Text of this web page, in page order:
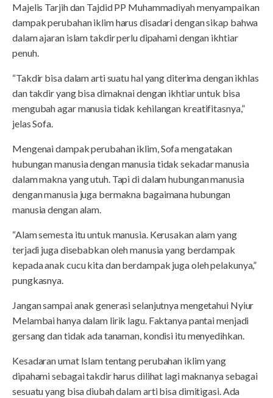
Majelis Tarjih dan Tajdid PP Muhammadiyah menyampaikan
dampak perubahan iklim harus disadari dengan sikap bahwa
dalam ajaran islam takdir perlu dipahami dengan ikhtiar
penuh.
“Takdir bisa dalam arti suatu hal yang diterima dengan ikhlas
dan takdir yang bisa dimaknai dengan ikhtiar untuk bisa
mengubah agar manusia tidak kehilangan kreatifitasnya,”
jelas Sofa.
Mengenai dampak perubahan iklim, Sofa mengatakan
hubungan manusia dengan manusia tidak sekadar manusia
dalam makna yang utuh. Tapi di dalam hubungan manusia
dengan manusia juga bermakna bagaimana hubungan
manusia dengan alam.
“Alam semesta itu untuk manusia. Kerusakan alam yang
terjadi juga disebabkan oleh manusia yang berdampak
kepada anak cucu kita dan berdampak juga oleh pelakunya,”
pungkasnya.
Jangan sampai anak generasi selanjutnya mengetahui Nyiur
Melambai hanya dalam lirik lagu. Faktanya pantai menjadi
gersang dan tidak ada tanaman, kondisi itu menyedihkan.
Kesadaran umat Islam tentang perubahan iklim yang
dipahami sebagai takdir harus dilihat lagi maknanya sebagai
sesuatu yang bisa diubah dalam arti bisa dimitigasi. Ada